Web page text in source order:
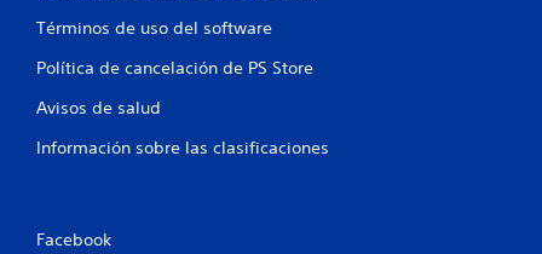
Términos de uso del software
Política de cancelación de PS Store
Avisos de salud
Información sobre las clasificaciones
Facebook